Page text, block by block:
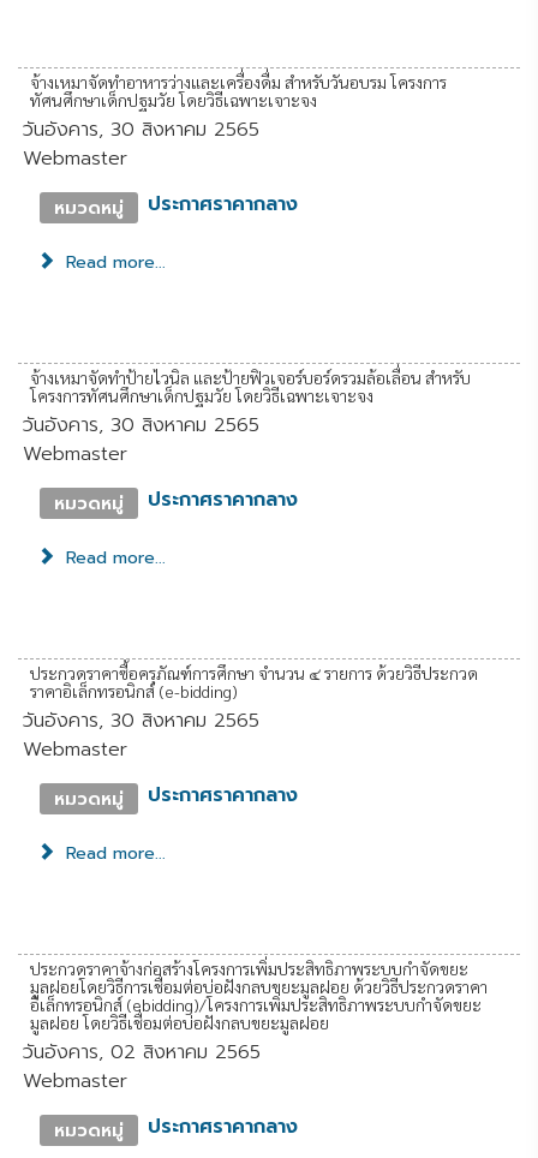
จ้างเหมาจัดทำอาหารว่างและเครื่องดื่ม สำหรับวันอบรม โครงการ
ทัศนศึกษาเด็กปฐมวัย โดยวิธีเฉพาะเจาะจง
วันอังคาร, 30 สิงหาคม 2565
Webmaster
หมวดหมู่ ประกาศราคากลาง
Read more...
จ้างเหมาจัดทำป้ายไวนิล และป้ายฟิวเจอร์บอร์ดรวมล้อเลื่อน สำหรับ
โครงการทัศนศึกษาเด็กปฐมวัย โดยวิธีเฉพาะเจาะจง
วันอังคาร, 30 สิงหาคม 2565
Webmaster
หมวดหมู่ ประกาศราคากลาง
Read more...
ประกวดราคาซื้อครุภัณฑ์การศึกษา จำนวน ๔ รายการ ด้วยวิธีประกวด
ราคาอิเล็กทรอนิกส์ (e-bidding)
วันอังคาร, 30 สิงหาคม 2565
Webmaster
หมวดหมู่ ประกาศราคากลาง
Read more...
ประกวดราคาจ้างก่อสร้างโครงการเพิ่มประสิทธิภาพระบบกำจัดขยะ
มูลฝอยโดยวิธีการเชื่อมต่อบ่อฝังกลบขยะมูลฝอย ด้วยวิธีประกวดราคา
อิเล็กทรอนิกส์ (ebidding)/โครงการเพิ่มประสิทธิภาพระบบกำจัดขยะ
มูลฝอย โดยวิธีเชื่อมต่อบ่อฝังกลบขยะมูลฝอย
วันอังคาร, 02 สิงหาคม 2565
Webmaster
หมวดหมู่ ประกาศราคากลาง